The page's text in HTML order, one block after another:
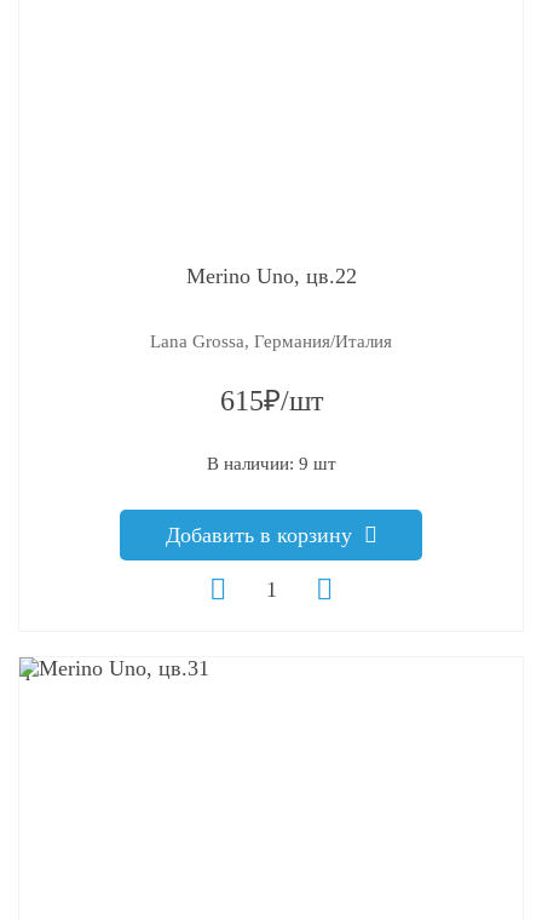
Merino Uno, цв.22
Lana Grossa, Германия/Италия
615₽/шт
В наличии: 9 шт
Добавить в корзину
q